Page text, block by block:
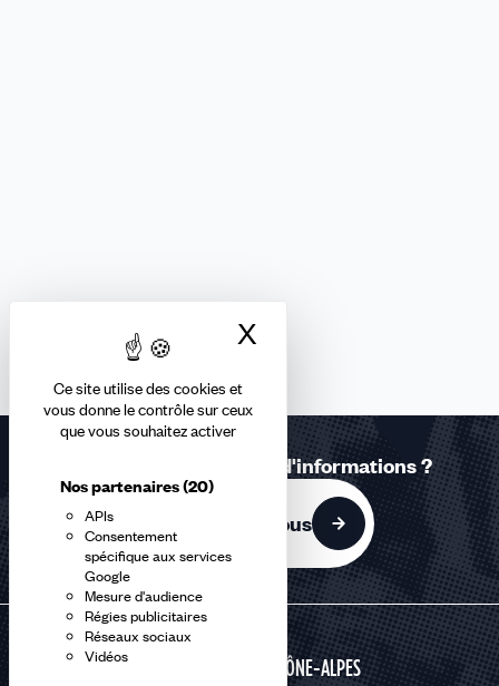
Ce site utilise des cookies et
vous donne le contrôle sur ceux
que vous souhaitez activer
Nos partenaires(20)
APIs
Consentement
spécifique aux services
Google
Mesure d'audience
Régies publicitaires
Réseaux sociaux
Vidéos
X
Une question ? Besoin d'informations ?
Contactez-nous
AUVERGNE RHÔNE-ALPES